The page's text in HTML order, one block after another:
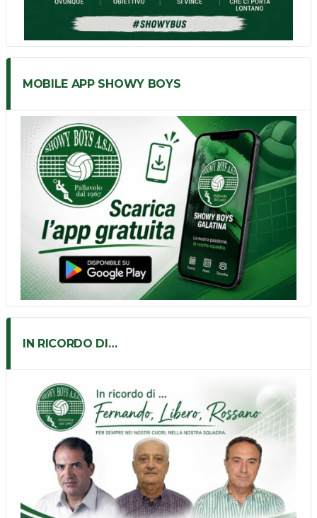
MOBILE APP SHOWY BOYS
IN RICORDO DI…